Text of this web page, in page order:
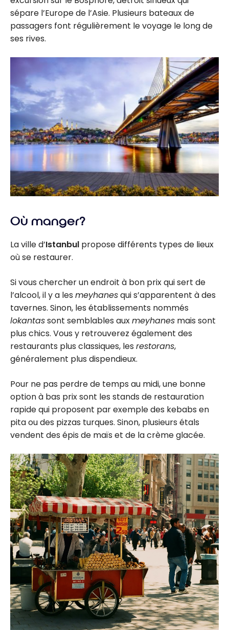
sépare l’Europe de l’Asie. Plusieurs bateaux de
passagers font régulièrement le voyage le long de
ses rives.
Où manger?
La ville d’Istanbul propose différents types de lieux
où se restaurer.
Si vous chercher un endroit à bon prix qui sert de
l’alcool, il y a les meyhanesqui s’apparentent à des
tavernes. Sinon, les établissements nommés
lokantassont semblables auxmeyhanes mais sont
plus chics. Vous y retrouverez également des
restaurants plus classiques, les restorans,
généralement plus dispendieux.
Pour ne pas perdre de temps au midi, une bonne
option à bas prix sont les stands de restauration
rapide qui proposent par exemple des kebabs en
pita ou des pizzas turques. Sinon, plusieurs étals
vendent des épis de maïs et de la crème glacée.